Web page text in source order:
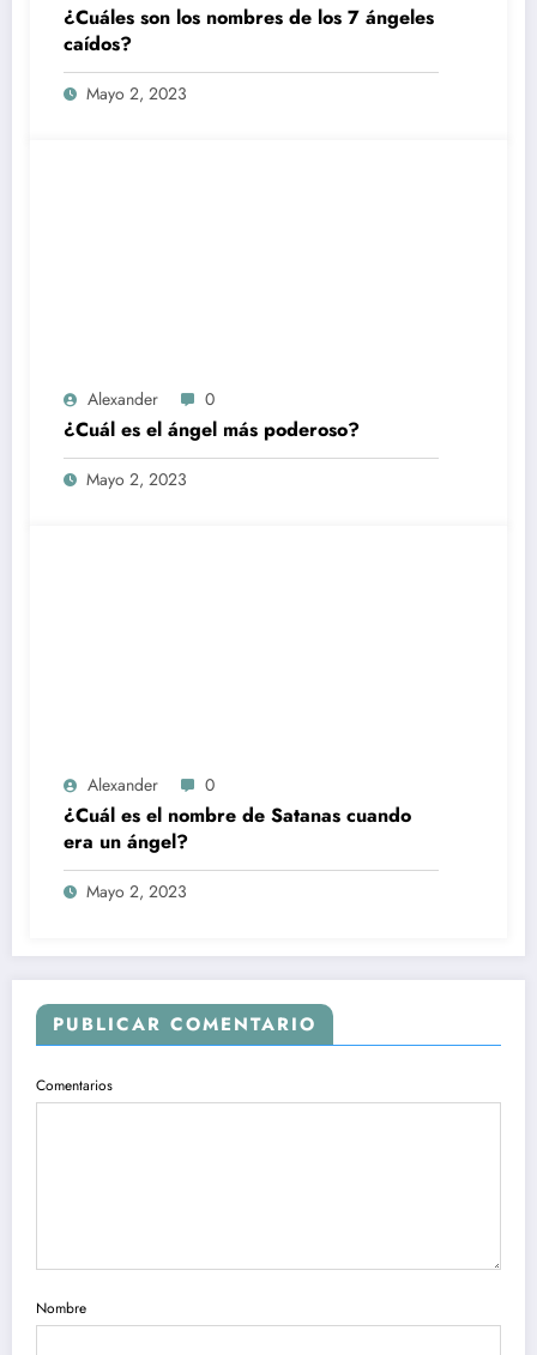
¿Cuáles son los nombres de los 7 ángeles
caídos?
Mayo 2, 2023
Alexander 0
¿Cuál es el ángel más poderoso?
Mayo 2, 2023
Alexander 0
¿Cuál es el nombre de Satanas cuando
era un ángel?
Mayo 2, 2023
PUBLICAR COMENTARIO
Comentarios
Nombre